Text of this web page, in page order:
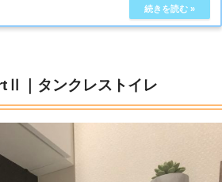
｜タンクレストイレ